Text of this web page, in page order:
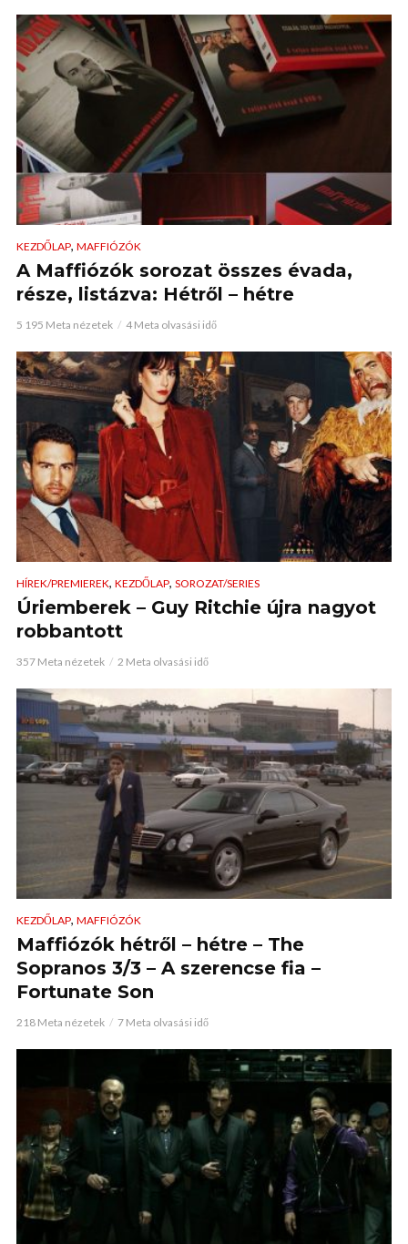
KEZDŐLAP, MAFFIÓZÓK
A Maffiózók sorozat összes évada,
része, listázva: Hétről – hétre
5 195 Meta nézetek 4 Meta olvasási idő
HÍREK/PREMIEREK, KEZDŐLAP, SOROZAT/SERIES
Úriemberek – Guy Ritchie újra nagyot
robbantott
357 Meta nézetek 2 Meta olvasási idő
KEZDŐLAP, MAFFIÓZÓK
Maffiózók hétről – hétre – The
Sopranos 3/3 – A szerencse fia –
Fortunate Son
218 Meta nézetek 7 Meta olvasási idő